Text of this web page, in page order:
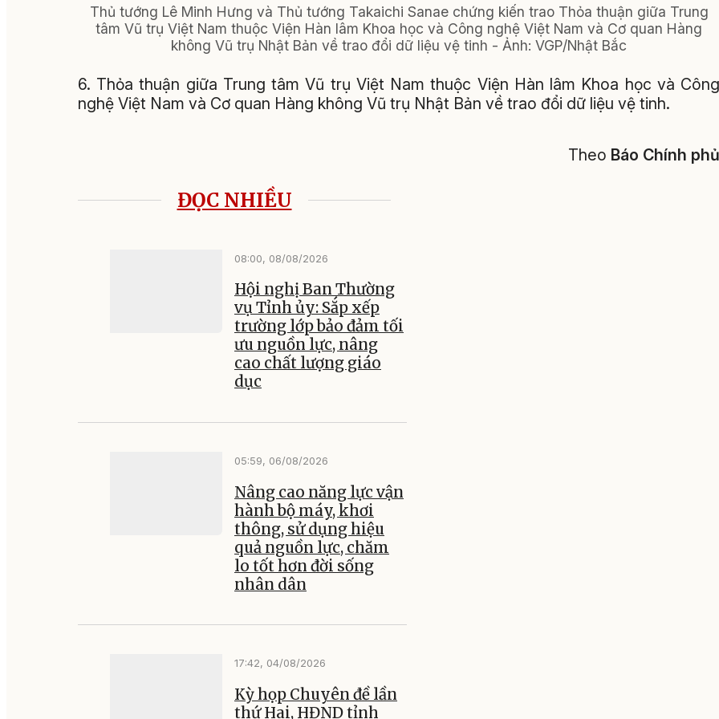
Thủ tướng Lê Minh Hưng và Thủ tướng Takaichi Sanae chứng kiến trao Thỏa thuận giữa Trung
tâm Vũ trụ Việt Nam thuộc Viện Hàn lâm Khoa học và Công nghệ Việt Nam và Cơ quan Hàng
không Vũ trụ Nhật Bản về trao đổi dữ liệu vệ tinh - Ảnh: VGP/Nhật Bắc
6. Thỏa thuận giữa Trung tâm Vũ trụ Việt Nam thuộc Viện Hàn lâm Khoa học và Công
nghệ Việt Nam và Cơ quan Hàng không Vũ trụ Nhật Bản về trao đổi dữ liệu vệ tinh.
Theo Báo Chính phủ
ĐỌC NHIỀU
08:00, 08/08/2026
Hội nghị Ban Thường
vụ Tỉnh ủy: Sắp xếp
trường lớp bảo đảm tối
ưu nguồn lực, nâng
cao chất lượng giáo
dục
05:59, 06/08/2026
Nâng cao năng lực vận
hành bộ máy, khơi
thông, sử dụng hiệu
quả nguồn lực, chăm
lo tốt hơn đời sống
nhân dân
17:42, 04/08/2026
Kỳ họp Chuyên đề lần
thứ Hai, HĐND tỉnh